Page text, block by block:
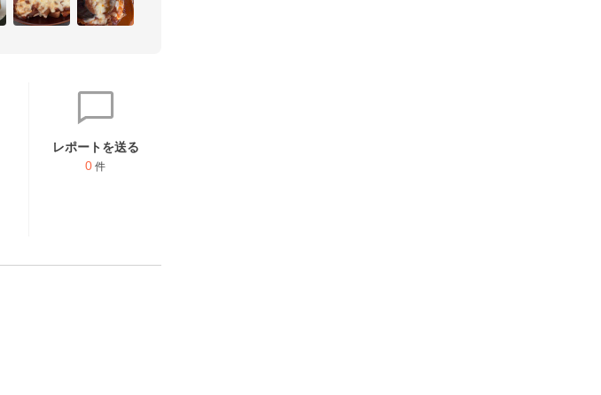
レポートを送る
0 件